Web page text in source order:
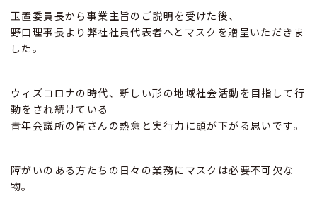
玉置委員長から事業主旨のご説明を受けた後、
野口理事長より弊社社員代表者へとマスクを贈呈いただきま
した。
ウィズコロナの時代、新しい形の地域社会活動を目指して行
動をされ続けている
青年会議所の皆さんの熱意と実行力に頭が下がる思いです。
障がいのある方たちの日々の業務にマスクは必要不可欠な
物。